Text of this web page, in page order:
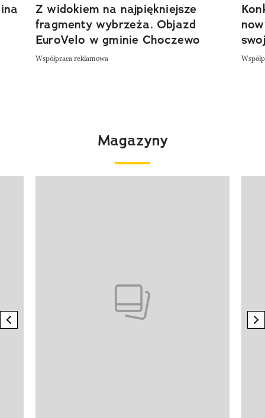
Z widokiem na najpiękniejsze
fragmenty wybrzeża. Objazd
EuroVelo w gminie Choczewo
Współpraca reklamowa
Magazyny
previous element